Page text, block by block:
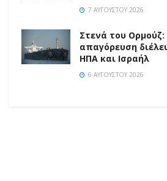
7 ΑΥΓΟΎΣΤΟΥ 2026
Στενά του Ορμούζ:
απαγόρευση
ΗΠΑ και Ισραήλ
6 ΑΥΓΟΎΣΤΟΥ 2026